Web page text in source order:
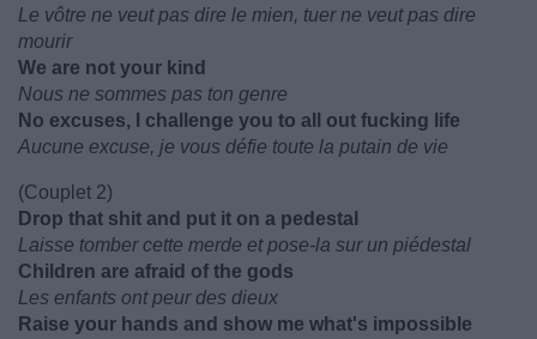
Le vôtre ne veut pas dire le mien, tuer ne veut pas dire
mourir
We are not your kind
Nous ne sommes pas ton genre
No excuses, I challenge you to all out fucking life
Aucune excuse, je vous défie toute la putain de vie
(Couplet 2)
Drop that shit and put it on a pedestal
Laisse tomber cette merde et pose-la sur un piédestal
Children are afraid of the gods
Les enfants ont peur des dieux
Raise your hands and show me what's impossible